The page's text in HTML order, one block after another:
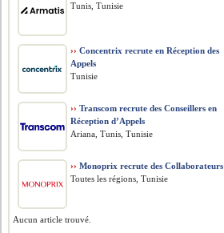
Tunis, Tunisie
›› Concentrix recrute en Réception des
Appels
Tunisie
›› Transcom recrute des Conseillers en
Réception d’Appels
Ariana, Tunis, Tunisie
›› Monoprix recrute des Collaborateurs
Toutes les régions, Tunisie
Aucun article trouvé.